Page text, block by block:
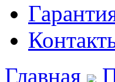
Главная